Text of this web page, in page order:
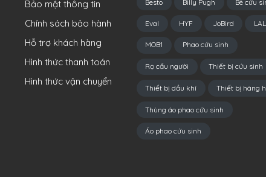
Bảo mật thông tin
Chính sách bảo hành
Hỗ trợ khách hàng
Hình thức thanh toán
Hình thức vận chuyển
Besto Billy Pugh Bè cứu
Eval HYF JoBird
MOB1 Phao cứu sinh
Rọ cẩu người Thiết bị cứu sinh
Thiết bị dầu khí Thiết bị hàng
Thùng áo phao cứu sinh
Áo phao cứu sinh